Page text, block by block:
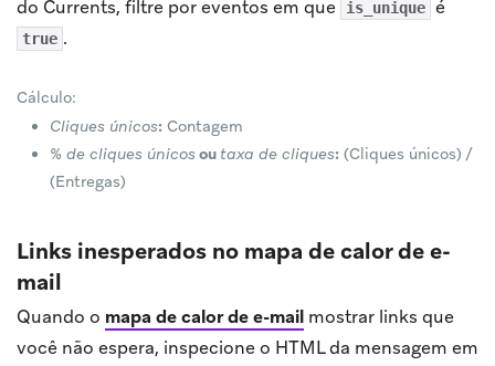
do Currents, filtre por eventos em que
is_unique é
true .
Cálculo:
Cliques únicos: Contagem
% de cliques únicosou taxa de cliques: (Cliques únicos) /
(Entregas)
Links inesperados no mapa de calor de e-
mail
Quando o mapa de calor de e-mail mostrar links que
você não espera, inspecione o HTML da mensagem em